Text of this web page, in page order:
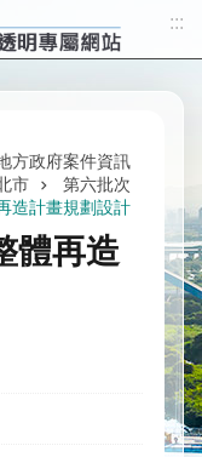
:::
方政府案件資訊
市
第六批次
造計畫規劃設計
體再造